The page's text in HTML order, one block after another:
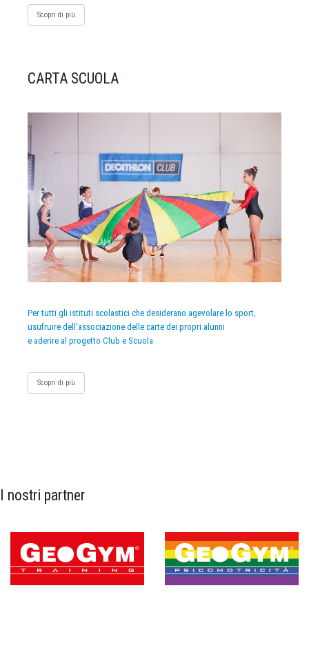
Scopri di più
CARTA SCUOLA
Per tutti gli istituti scolastici che desiderano agevolare lo sport,
usufruire dell’associazione delle carte dei propri alunni
e aderire al progetto Club e Scuola
Scopri di più
I nostri partner